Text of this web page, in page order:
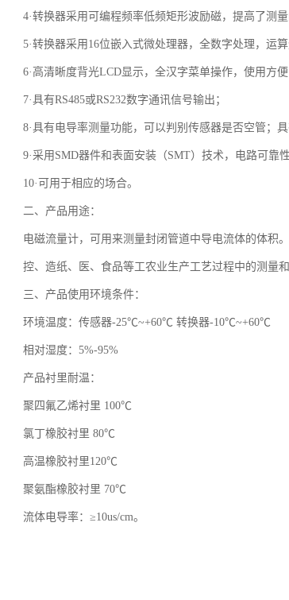
4·转换器采用可编程频率低频矩形波励磁，提高了测
5·转换器采用16位嵌入式微处理器，全数字处理，运
6·高清晰度背光LCD显示，全汉字菜单操作，使用方
7·具有RS485或RS232数字通讯信号输出；
8·具有电导率测量功能，可以判别传感器是否空管；
9·采用SMD器件和表面安装（SMT）技术，电路可靠性
10·可用于相应的场合。
二、产品用途：
电磁流量计，可用来测量封闭管道中导电流体的体积
控、造纸、医、食品等工农业生产工艺过程中的测量和
三、产品使用环境条件：
环境温度：传感器-25℃~+60℃ 转换器-10℃~+60℃
相对湿度：5%-95%
产品衬里耐温：
聚四氟乙烯衬里 100℃
氯丁橡胶衬里 80℃
高温橡胶衬里120℃
聚氨酯橡胶衬里 70℃
流体电导率：≥10us/cm。